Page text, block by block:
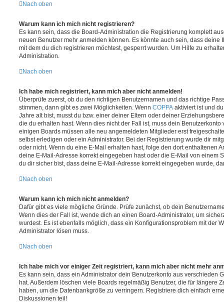
Nach oben
Warum kann ich mich nicht registrieren?
Es kann sein, dass die Board-Administration die Registrierung komplett
neuen Benutzer mehr anmelden können. Es könnte auch sein, dass deine
mit dem du dich registrieren möchtest, gesperrt wurden. Um Hilfe zu
Administration.
Nach oben
Ich habe mich registriert, kann mich aber nicht anmelden!
Überprüfe zuerst, ob du den richtigen Benutzernamen und das richtige
stimmen, dann gibt es zwei Möglichkeiten. Wenn COPPA aktiviert ist und
Jahre alt bist, musst du bzw. einer deiner Eltern oder deiner
die du erhalten hast. Wenn dies nicht der Fall ist, muss dein
einigen Boards müssen alle neu angemeldeten Mitglieder erst
selbst erledigen oder ein Administrator. Bei der Registrierung wurde dir
oder nicht. Wenn du eine E-Mail erhalten hast, folge den dort enthaltenen
deine E-Mail-Adresse korrekt eingegeben hast oder die E-Mail von einem
du dir sicher bist, dass deine E-Mail-Adresse korrekt eingegeben wurde,
Nach oben
Warum kann ich mich nicht anmelden?
Dafür gibt es viele mögliche Gründe. Prüfe zunächst, ob dein
Wenn dies der Fall ist, wende dich an einen Board-Administrator, um
wurdest. Es ist ebenfalls möglich, dass ein Konfigurationsproblem mit der
Administrator lösen muss.
Nach oben
Ich habe mich vor einiger Zeit registriert, kann mich aber nicht mehr
Es kann sein, dass ein Administrator dein Benutzerkonto aus verschieden
hat. Außerdem löschen viele Boards regelmäßig Benutzer, die für längere
haben, um die Datenbankgröße zu verringern. Registriere dich einfach
Diskussionen teil!